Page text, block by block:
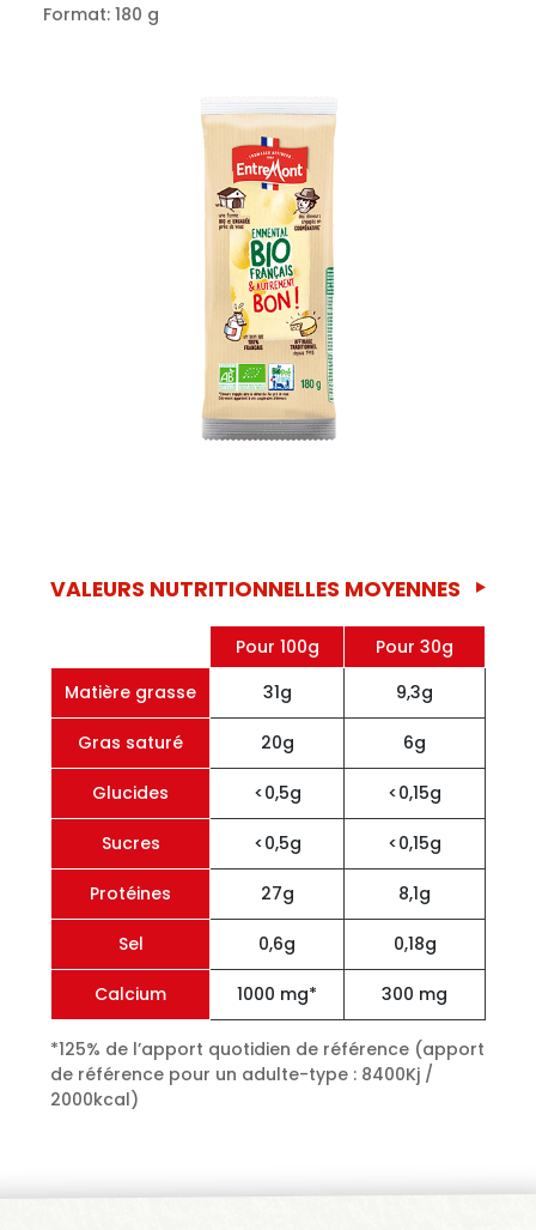
Format: 180 g
VALEURS NUTRITIONNELLES MOYENNES
Pour 100g
Pour 30g
Matière grasse
31g 9,3g
Gras saturé 20g 6g
Glucides <0,5g <0,15g
Sucres <0,5g <0,15g
Protéines 27g 8,1g
Sel 0,6g 0,18g
Calcium 1000 mg* 300 mg
*125% de l’apport quotidien de référence (apport
de référence pour un adulte-type : 8400Kj /
2000kcal)